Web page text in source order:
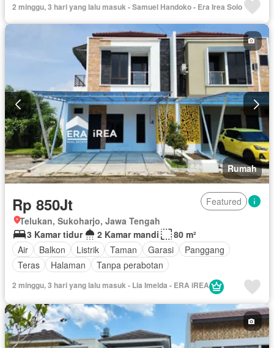
2 minggu, 3 hari yang lalu masuk - Samuel Handoko - Era Irea Solo
Rumah
Rp 850Jt
Featured
Telukan, Sukoharjo, Jawa Tengah
3 Kamar tidur
2 Kamar mandi
80 m²
Air
Balkon Listrik Taman Garasi
Panggang
Teras
Halaman Tanpa perabotan
2 minggu, 3 hari yang lalu masuk - Lia Imelda - ERA iREA